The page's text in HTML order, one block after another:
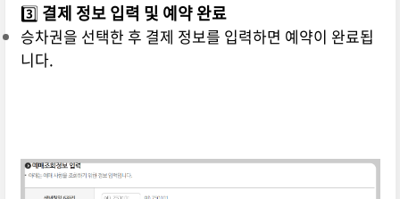
3️⃣ 결제 정보 입력 및 예약 완료
승차권을 선택한 후 결제 정보를 입력하면 예약이 완료됩
니다.